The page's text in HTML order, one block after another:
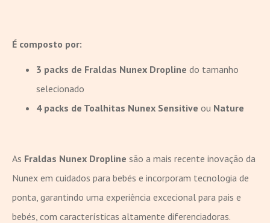
É composto por:
3 packs de Fraldas Nunex Dropline do tamanho
selecionado
4 packs de Toalhitas Nunex Sensitive ou Nature
As Fraldas Nunex Dropline são a mais recente inovação da
Nunex em cuidados para bebés e incorporam tecnologia de
ponta, garantindo uma experiência excecional para pais e
bebés, com características altamente diferenciadoras.